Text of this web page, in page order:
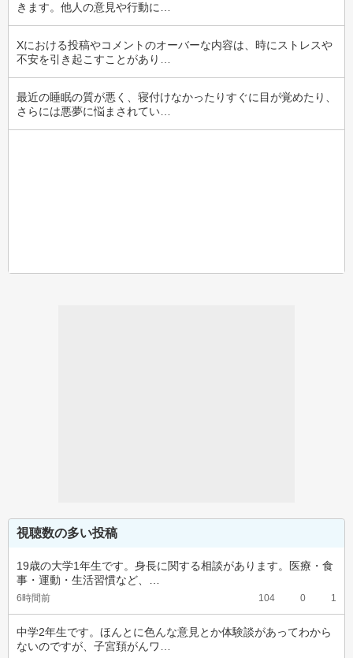
きます。他人の意見や行動に…
Xにおける投稿やコメントのオーバーな内容は、時にストレスや
不安を引き起こすことがあり…
最近の睡眠の質が悪く、寝付けなかったりすぐに目が覚めたり、
さらには悪夢に悩まされてい…
視聴数の多い投稿
19歳の大学1年生です。身長に関する相談があります。医療・食
事・運動・生活習慣など、…
6時間前 104 0 1
中学2年生です。ほんとに色んな意見とか体験談があってわから
ないのですが、子宮頚がんワ…